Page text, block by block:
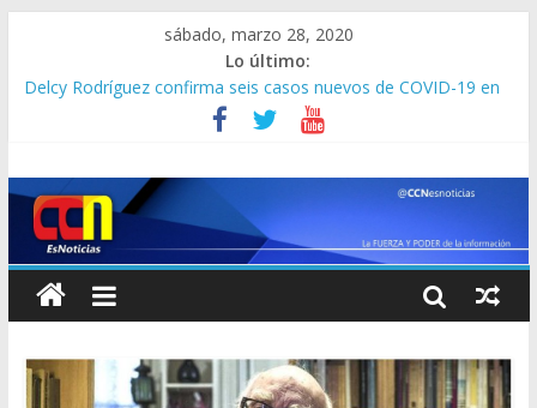
sábado, marzo 28, 2020
Lo último:
Delcy Rodríguez confirma seis casos nuevos de COVID-19 en
Hospitalizaron a Plácido Domingo en Acapulco por
Brasil supera el centenar de muertes con casi 4.000 casos de
coronavirus
Ascienden a 608 los casos confirmados de Covid-19 en
Colombia
Honduras confirma su segunda muerte por coronavirus